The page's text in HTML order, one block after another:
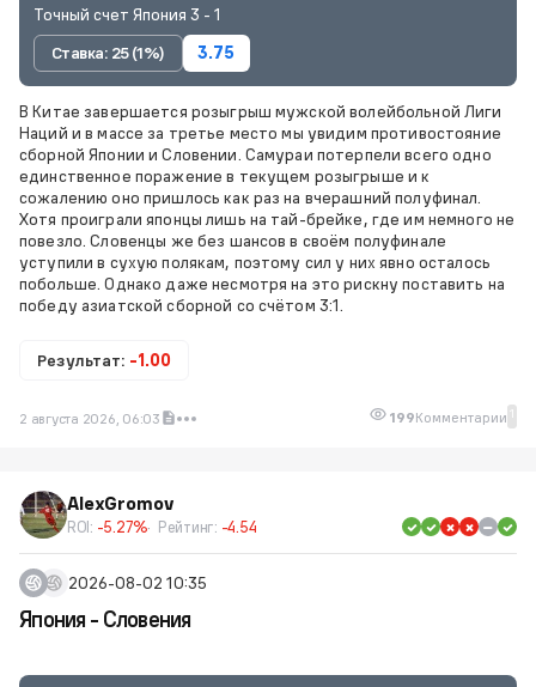
Точный счет Япония 3 - 1
Ставка: 25 (1%)
3.75
В Китае завершается розыгрыш мужской волейбольной Лиги
Наций и в массе за третье место мы увидим противостояние
сборной Японии и Словении. Самураи потерпели всего одно
единственное поражение в текущем розыгрыше и к
сожалению оно пришлось как раз на вчерашний полуфинал.
Хотя проиграли японцы лишь на тай-брейке, где им немного не
повезло. Словенцы же без шансов в своём полуфинале
уступили в сухую полякам, поэтому сил у них явно осталось
побольше. Однако даже несмотря на это рискну поставить на
победу азиатской сборной со счётом 3:1.
Результат: -1.00
2 августа 2026, 06:03 199Комментарии 1
AlexGromov
ROI: -5.27% Рейтинг: -4.54
2026-08-02 10:35
Япония - Словения